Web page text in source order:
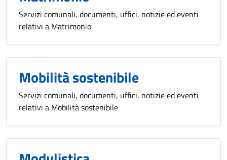
Servizi comunali, documenti, uffici, notizie ed eventi
relativi a Matrimonio
Mobilità sostenibile
Servizi comunali, documenti, uffici, notizie ed eventi
relativi a Mobilità sostenibile